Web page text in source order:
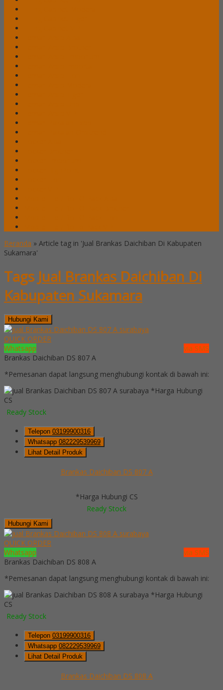
Beranda » Article tag in 'Jual Brankas Daichiban Di Kabupaten
Sukamara'
Tags Jual Brankas Daichiban Di
Kabupaten Sukamara
Hubungi Kami
QUICK ORDER
Whatsapp
via SMS
Brankas Daichiban DS 807 A
*Pemesanan dapat langsung menghubungi kontak di bawah ini:
*Harga Hubungi
CS
Ready Stock
Telepon 03199900316
Whatsapp 082229539969
Lihat Detail Produk
Brankas Daichiban DS 807 A
*Harga Hubungi CS
Ready Stock
Hubungi Kami
QUICK ORDER
Whatsapp
via SMS
Brankas Daichiban DS 808 A
*Pemesanan dapat langsung menghubungi kontak di bawah ini:
*Harga Hubungi
CS
Ready Stock
Telepon 03199900316
Whatsapp 082229539969
Lihat Detail Produk
Brankas Daichiban DS 808 A